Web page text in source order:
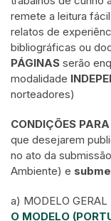
remete a leitura
relatos de
bibliográficas ou
PÁGINAS serão
modalidade
norteadores)
CONDIÇÕES
que desejarem
no ato da
Ambiente) e
a) MODELO
O MODELO